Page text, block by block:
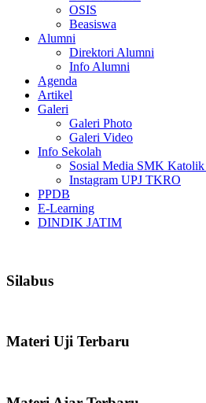
OSIS
Beasiswa
Alumni
Direktori Alumni
Info Alumni
Agenda
Artikel
Galeri
Galeri Photo
Galeri Video
Info Sekolah
Sosial Media SMK
Instagram UPJ TKRO
PPDB
E-Learning
DINDIK JATIM
Silabus
Materi Uji Terbaru